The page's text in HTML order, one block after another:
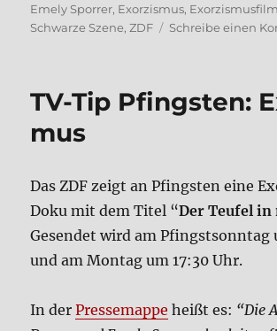
Emely Sporrer, Exorzismus,
Schwarze Szene,ZDF Schreibe einen
TV-Tip Pfing­sten:
mus
Das ZDF zeigt an Pfing­sten eine
Doku mit dem Titel “Der Teu­fel
Gesen­det wird am Pfingst­sonn­tag
und am Mon­tag um 17:30 Uhr.
In derPres­se­map­pe heißt es: “Die